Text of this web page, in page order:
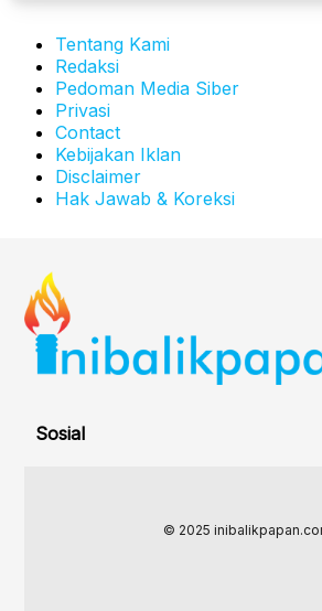
Tentang Kami
Redaksi
Pedoman Media Siber
Privasi
Contact
Kebijakan Iklan
Disclaimer
Hak Jawab & Koreksi
Sosial
© 2025